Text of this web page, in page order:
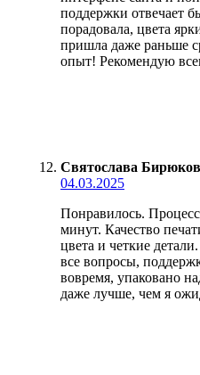
поддержки отвечает
порадовала, цвета
пришла даже раньше
опыт! Рекомендую
Святослава
04.03.2025
Понравилось. Процесс
минут. Качество
цвета и четкие
все вопросы,
вовремя, упаковано
даже лучше, чем я